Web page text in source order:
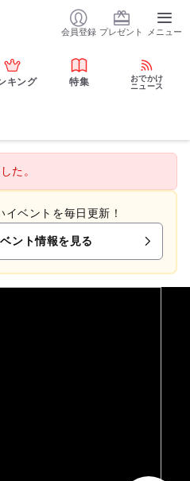
会員登録 プレゼント メニュー
キング 特集
おでかけ
ニュース
た。
イベントを毎日更新！
ント情報を見る